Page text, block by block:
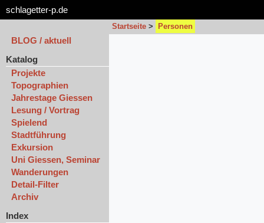
schlagetter-p.de
Startseite > Personen
BLOG / aktuell
Katalog
Projekte
Topographien
Jahrestage Giessen
Lesung / Vortrag
Spielend
Stadtführung
Exkursion
Uni Giessen, Seminar
Wanderungen
Detail-Filter
Archiv
Index